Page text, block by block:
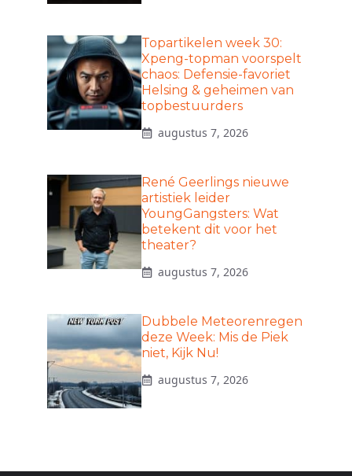
Topartikelen week 30:
Xpeng-topman voorspelt
chaos: Defensie-favoriet
Helsing & geheimen van
topbestuurders
augustus 7, 2026
René Geerlings nieuwe
artistiek leider
YoungGangsters: Wat
betekent dit voor het
theater?
augustus 7, 2026
Dubbele Meteorenregen
deze Week: Mis de Piek
niet, Kijk Nu!
augustus 7, 2026